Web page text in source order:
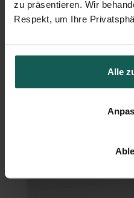
zu präsentieren. Wir
Respekt, um Ihre
Alle